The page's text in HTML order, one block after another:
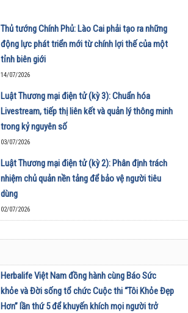
Thủ tướng Chính Phủ: Lào Cai phải tạo ra những
động lực phát triển mới từ chính lợi thế của một
tỉnh biên giới
14/07/2026
Luật Thương mại điện tử (kỳ 3): Chuẩn hóa
Livestream, tiếp thị liên kết và quản lý thông minh
trong kỷ nguyên số
03/07/2026
Luật Thương mại điện tử (kỳ 2): Phân định trách
nhiệm chủ quản nền tảng để bảo vệ người tiêu
dùng
02/07/2026
Herbalife Việt Nam đồng hành cùng Báo Sức
khỏe và Đời sống tổ chức Cuộc thi “Tôi Khỏe Đẹp
Hơn” lần thứ 5 để khuyến khích mọi người trở